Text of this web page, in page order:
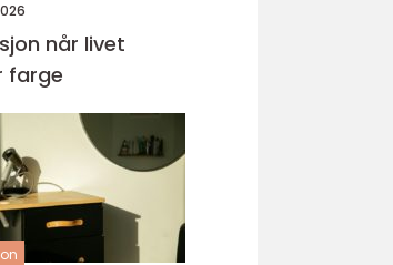
livet
farge